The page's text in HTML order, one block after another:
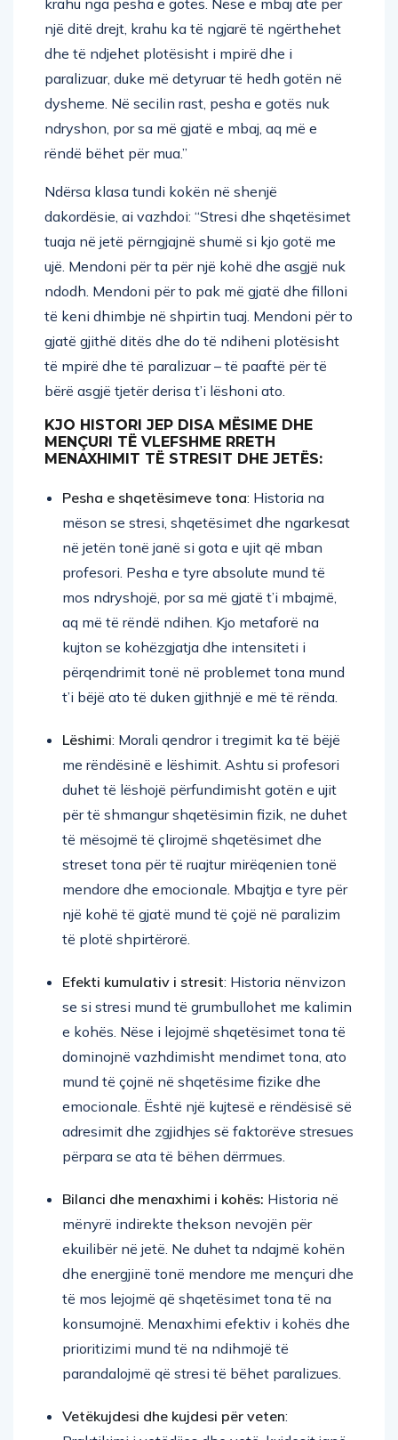
një ditë drejt, krahu ka të ngjarë të ngërthehet
dhe të ndjehet plotësisht i mpirë dhe i
paralizuar, duke më detyruar të hedh gotën në
dysheme. Në secilin rast, pesha e gotës nuk
ndryshon, por sa më gjatë e mbaj, aq më e
rëndë bëhet për mua.”
Ndërsa klasa tundi kokën në shenjë
dakordësie, ai vazhdoi: “Stresi dhe shqetësimet
tuaja në jetë përngjajnë shumë si kjo gotë me
ujë. Mendoni për ta për një kohë dhe asgjë nuk
ndodh. Mendoni për to pak më gjatë dhe filloni
të keni dhimbje në shpirtin tuaj. Mendoni për to
gjatë gjithë ditës dhe do të ndiheni plotësisht
të mpirë dhe të paralizuar – të paaftë për të
bërë asgjë tjetër derisa t’i lëshoni ato.
KJO HISTORI JEP DISA MËSIME DHE
MENÇURI TË VLEFSHME RRETH
MENAXHIMIT TË STRESIT DHE JETËS:
Pesha e shqetësimeve tona: Historia na
mëson se stresi, shqetësimet dhe ngarkesat
në jetën tonë janë si gota e ujit që mban
profesori. Pesha e tyre absolute mund të
mos ndryshojë, por sa më gjatë t’i mbajmë,
aq më të rëndë ndihen. Kjo metaforë na
kujton se kohëzgjatja dhe intensiteti i
përqendrimit tonë në problemet tona mund
t’i bëjë ato të duken gjithnjë e më të rënda.
Lëshimi: Morali qendror i tregimit ka të bëjë
me rëndësinë e lëshimit. Ashtu si profesori
duhet të lëshojë përfundimisht gotën e ujit
për të shmangur shqetësimin fizik, ne duhet
të mësojmë të çlirojmë shqetësimet dhe
streset tona për të ruajtur mirëqenien tonë
mendore dhe emocionale. Mbajtja e tyre për
një kohë të gjatë mund të çojë në paralizim
të plotë shpirtërorë.
Efekti kumulativ i stresit: Historia nënvizon
se si stresi mund të grumbullohet me kalimin
e kohës. Nëse i lejojmë shqetësimet tona të
dominojnë vazhdimisht mendimet tona, ato
mund të çojnë në shqetësime fizike dhe
emocionale. Është një kujtesë e rëndësisë së
adresimit dhe zgjidhjes së faktorëve stresues
përpara se ata të bëhen dërrmues.
Bilanci dhe menaxhimi i kohës: Historia në
mënyrë indirekte thekson nevojën për
ekuilibër në jetë. Ne duhet ta ndajmë kohën
dhe energjinë tonë mendore me mençuri dhe
të mos lejojmë që shqetësimet tona të na
konsumojnë. Menaxhimi efektiv i kohës dhe
prioritizimi mund të na ndihmojë të
parandalojmë që stresi të bëhet paralizues.
Vetëkujdesi dhe kujdesi për veten: